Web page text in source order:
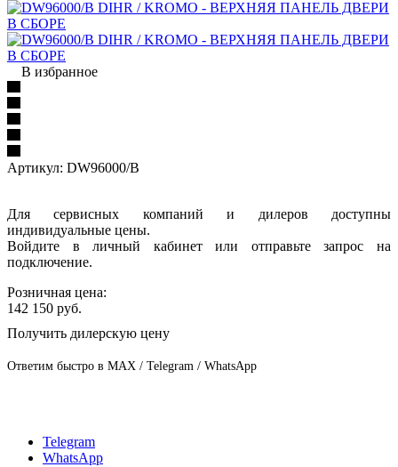
В избранное
Артикул: DW96000/B
Для сервисных компаний и дилеров доступны
индивидуальные цены.
Войдите в личный кабинет или отправьте запрос на
подключение.
Розничная цена:
142 150 руб.
Получить дилерскую цену
Ответим быстро в MAX / Telegram / WhatsApp
Telegram
WhatsApp